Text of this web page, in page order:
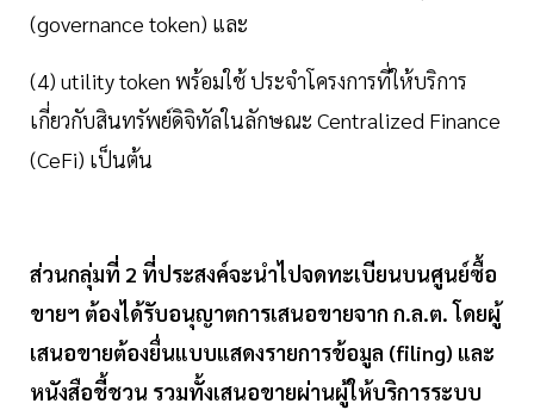
(governance token) และ
(4) utility token พร้อมใช้ ประจำโครงการที่ให้บริการ
เกี่ยวกับสินทรัพย์ดิจิทัลในลักษณะ Centralized Finance
(CeFi) เป็นต้น
ส่วนกลุ่มที่ 2 ที่ประสงค์จะนำไปจดทะเบียนบนศูนย์ซื้อ
ขายฯ ต้องได้รับอนุญาตการเสนอขายจาก ก.ล.ต. โดยผู้
เสนอขายต้องยื่นแบบแสดงรายการข้อมูล (filing) และ
หนังสือชี้ชวน รวมทั้งเสนอขายผ่านผู้ให้บริการระบบ